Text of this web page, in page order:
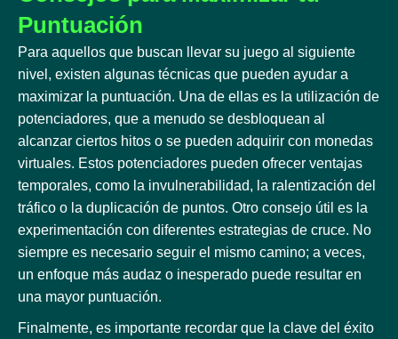
Puntuación
Para aquellos que buscan llevar su juego al siguiente
nivel, existen algunas técnicas que pueden ayudar a
maximizar la puntuación. Una de ellas es la utilización de
potenciadores, que a menudo se desbloquean al
alcanzar ciertos hitos o se pueden adquirir con monedas
virtuales. Estos potenciadores pueden ofrecer ventajas
temporales, como la invulnerabilidad, la ralentización del
tráfico o la duplicación de puntos. Otro consejo útil es la
experimentación con diferentes estrategias de cruce. No
siempre es necesario seguir el mismo camino; a veces,
un enfoque más audaz o inesperado puede resultar en
una mayor puntuación.
Finalmente, es importante recordar que la clave del éxito